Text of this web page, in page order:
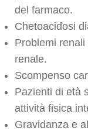
del farmaco.
Chetoacidosi
Problemi
renale.
Scompenso
Pazienti di età
attività fisica
Gravidanza e